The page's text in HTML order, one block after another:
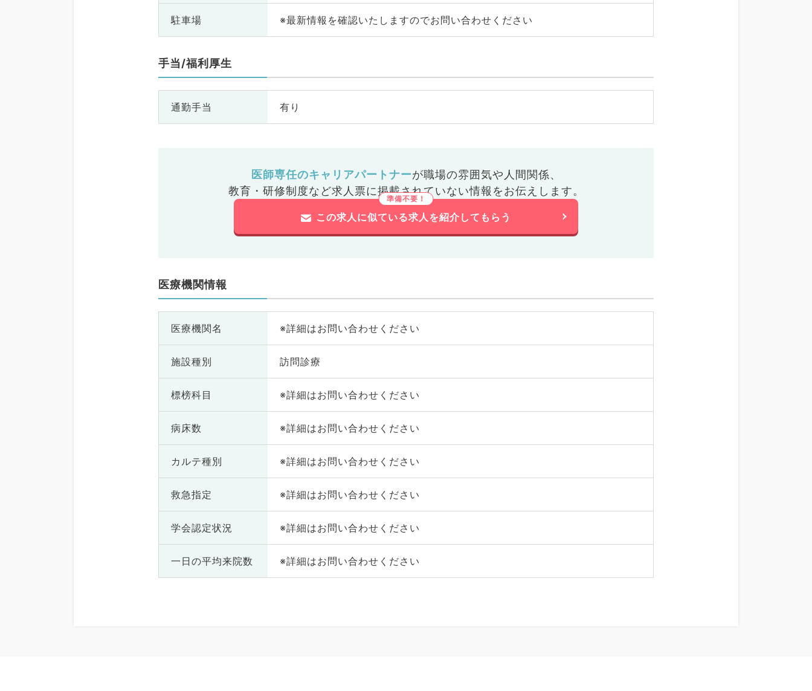
駐車場 ※最新情報を確認いたしますのでお問い合わせください
手当/福利厚生
通勤手当 有り
医師専任のキャリアパートナーが職場の雰囲気や人間関係、
教育・研修制度など求人票に掲載されていない情報をお伝えします。
この求人に似ている求人を紹介してもらう
医療機関情報
医療機関名 ※詳細はお問い合わせください
施設種別 訪問診療
標榜科目 ※詳細はお問い合わせください
病床数 ※詳細はお問い合わせください
カルテ種別 ※詳細はお問い合わせください
救急指定 ※詳細はお問い合わせください
学会認定状況 ※詳細はお問い合わせください
一日の平均来院数 ※詳細はお問い合わせください